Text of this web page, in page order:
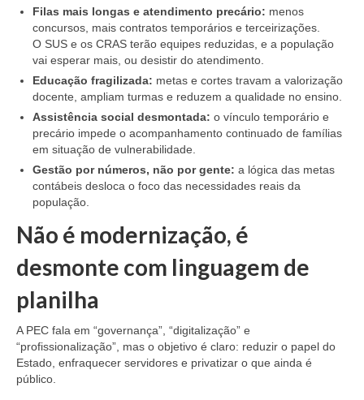
Filas mais longas e atendimento precário: menos
concursos, mais contratos temporários e terceirizações.
O SUS e os CRAS terão equipes reduzidas, e a população
vai esperar mais, ou desistir do atendimento.
Educação fragilizada: metas e cortes travam a valorização
docente, ampliam turmas e reduzem a qualidade no ensino.
Assistência social desmontada: o vínculo temporário e
precário impede o acompanhamento continuado de famílias
em situação de vulnerabilidade.
Gestão por números, não por gente: a lógica das metas
contábeis desloca o foco das necessidades reais da
população.
Não é modernização, é
desmonte com linguagem de
planilha
A PEC fala em “governança”, “digitalização” e
“profissionalização”, mas o objetivo é claro: reduzir o papel do
Estado, enfraquecer servidores e privatizar o que ainda é
público.